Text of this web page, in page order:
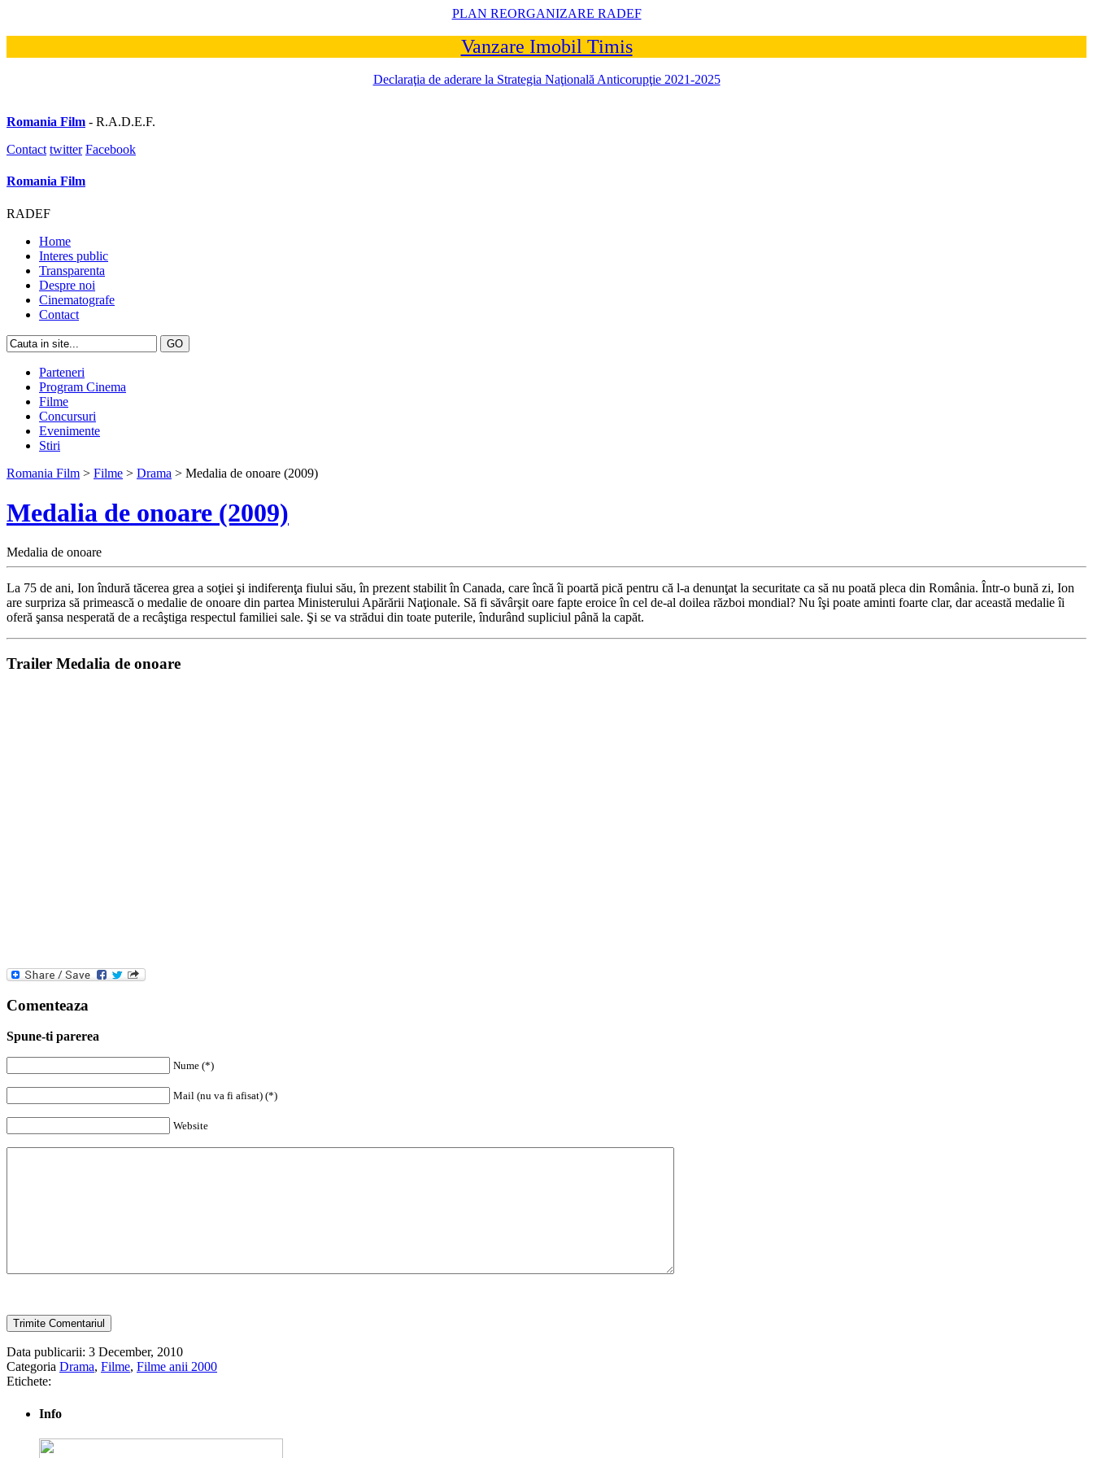
PLAN REORGANIZARE RADEF
Vanzare Imobil Timis
Declaraţia de aderare la Strategia Naţională Anticorupţie 2021-2025
Romania Film - R.A.D.E.F.
Contact twitter Facebook
Romania Film
RADEF
Home
Interes public
Transparenta
Despre noi
Cinematografe
Contact
Parteneri
Program Cinema
Filme
Concursuri
Evenimente
Stiri
Romania Film > Filme > Drama > Medalia de onoare (2009)
Medalia de onoare (2009)
Medalia de onoare
La 75 de ani, Ion îndură tăcerea grea a soţiei şi indiferenţa fiului său, în prezent stabilit în Canada, care încă îi poartă pică pentru că l-a denunţat la securitate ca să nu poată pleca din România. Într-o bună zi, Ion
are surpriza să primească o medalie de onoare din partea Ministerului Apărării Naţionale. Să fi săvârşit oare fapte eroice în cel de-al doilea război mondial? Nu îşi poate aminti foarte clar, dar această medalie îi
oferă şansa nesperată de a recâştiga respectul familiei sale. Şi se va strădui din toate puterile, îndurând supliciul până la capăt.
Trailer Medalia de onoare
Comenteaza
Spune-ti parerea
Nume (*)
Mail (nu va fi afisat) (*)
Website
Data publicarii: 3 December, 2010
Categoria Drama, Filme, Filme anii 2000
Etichete:
Info